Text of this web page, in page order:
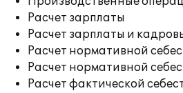
Расчет зарплаты
Расчет зарплаты и
Расчет нормативной
Расчет нормативной
Расчет фактической